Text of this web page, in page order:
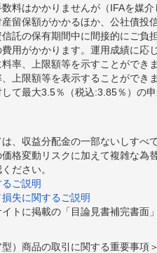
料はかかりませんが（IFAを媒
留保額がかかるほか、公社債
託の保有期間中に間接的にご
用がかかります。運用成績に
率、上限額等を示すことがで
上限額等を表示することがで
て最大3.5％（税込:3.85％）の
、収益分配金の一部ないしす
格変動リスクに加えて複雑な
ださい。
ご説明
失に関するご説明
トに掲載の「目論見書補完書
）商品の取引に関する重要事項